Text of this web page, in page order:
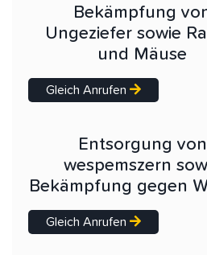
Bekämpfung
Ungeziefer sowie
und Mäuse
Gleich Anrufen
Entsorgung von
wespemszern
Bekämpfung gegen
Gleich Anrufen